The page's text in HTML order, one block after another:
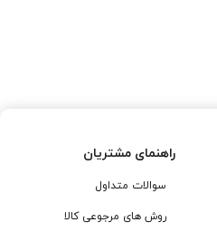
راهنمای مشتریان
سوالات متداول
روش های مرجوعی کالا